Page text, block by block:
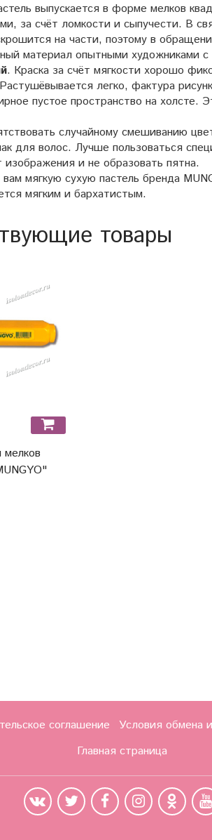
выпускается в форме мелков
за счёт ломкости и сыпучести. В
на части, поэтому в
материал опытными художниками
. Краска за счёт мягкости хорошо
легко, фактура
пустое пространство на холсте.
случайному смешиванию
для волос. Лучше пользоваться
изображения и не образовать пятна.
мягкую сухую пастель бренда
мягким и бархатистым.
товары
соглашение Условия обмена
Главная страница